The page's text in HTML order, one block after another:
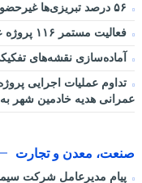
فعالیت مستمر ۱۱۶ پروژه عمرانی در شرایط جنگی
آماده‌سازی نقشه‌های تفکیکی ۵۹ هکتار از ارتش در
تداوم عملیات اجرایی
عمرانی هدیه خادمین شهر
صنعت، معدن و تجارت
پیام مدیرعامل شرکت